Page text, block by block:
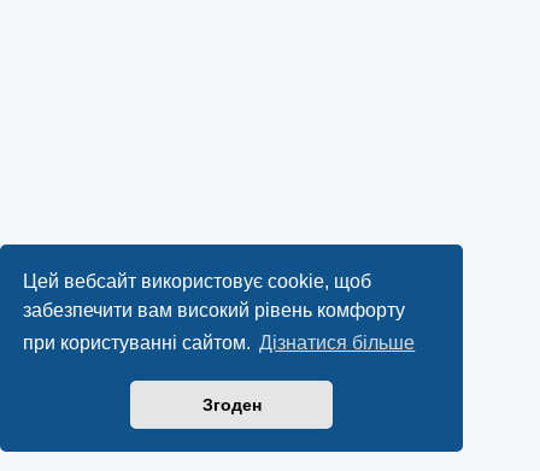
Цей вебсайт використовує cookie, щоб
забезпечити вам високий рівень комфорту
при користуванні сайтом. Дізнатися більше
Згоден